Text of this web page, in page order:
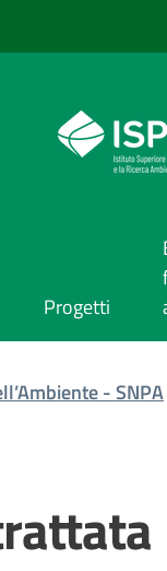
Progetti
- SNPA